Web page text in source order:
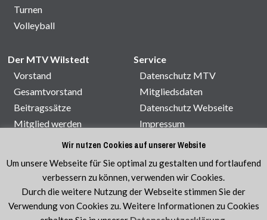
Turnen
Volleyball
Der MTV Wilstedt
Vorstand
Gesamtvorstand
Beitragssätze
Mitglied werden
Veranstaltungen
Service
Datenschutz MTV
Mitgliedsdaten
Datenschutz Webseite
Impressum
Kontakt
Wir nutzen Cookies auf unserer Website
Um unsere Webseite für Sie optimal zu gestalten und fortlaufend
verbessern zu können, verwenden wir Cookies.
Durch die weitere Nutzung der Webseite stimmen Sie der
Verwendung von Cookies zu. Weitere Informationen zu Cookies